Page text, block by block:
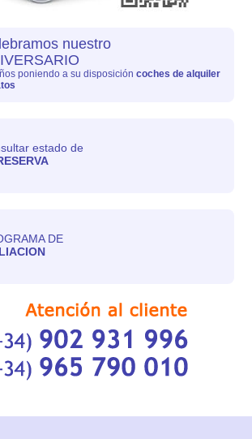
nuestro
poniendo a su disposicióncoches de alquiler
estado de
DE